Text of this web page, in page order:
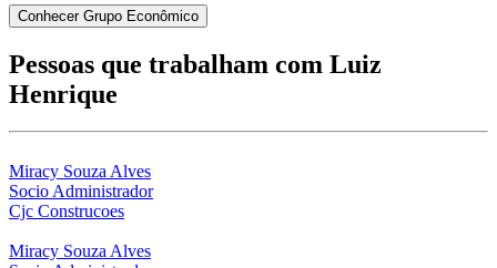
Conhecer Grupo Econômico
Pessoas que trabalham com Luiz
Henrique
Miracy Souza Alves
Socio Administrador
Cjc Construcoes
Miracy Souza Alves